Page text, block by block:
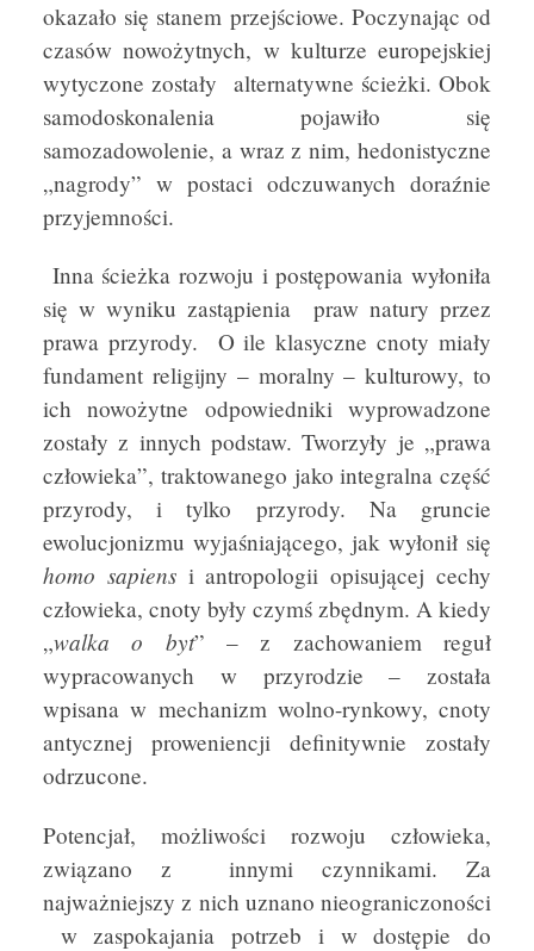
okazało się stanem przejściowe. Poczynając od
czasów nowożytnych, w kulturze europejskiej
wytyczone zostały alternatywne ścieżki. Obok
samodoskonalenia pojawiło się
samozadowolenie, a wraz z nim, hedonistyczne
„nagrody” w postaci odczuwanych doraźnie
przyjemności.
Inna ścieżka rozwoju i postępowania wyłoniła
się w wyniku zastąpienia praw natury przez
prawa przyrody. O ile klasyczne cnoty miały
fundament religijny – moralny – kulturowy, to
ich nowożytne odpowiedniki wyprowadzone
zostały z innych podstaw. Tworzyły je „prawa
człowieka”, traktowanego jako integralna część
przyrody, i tylko przyrody. Na gruncie
ewolucjonizmu wyjaśniającego, jak wyłonił się
homo sapiensi antropologii opisującej cechy
człowieka, cnoty były czymś zbędnym. A kiedy
„walka o byt” – z zachowaniem reguł
wypracowanych w przyrodzie – została
wpisana w mechanizm wolno-rynkowy, cnoty
antycznej proweniencji definitywnie zostały
odrzucone.
Potencjał, możliwości rozwoju człowieka,
związano z innymi czynnikami. Za
najważniejszy z nich uznano nieograniczoności
w zaspokajania potrzeb i w dostępie do